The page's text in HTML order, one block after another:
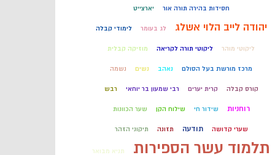
חסידות בהירה תורה אור יארצייט
יהודה לייב הלוי אשלג לג בעומר לימודי קבלה
ליקוטי מוהר ליקוטי תורה לקריאה מוזיקה קבלית
מרכז מורשת בעל הסולם נאהב נשים נשמה
קורס קבלה קרית יערים רבי שמעון בר יוחאי רבש
רוחניות שידור חי שילוח הקן שער הכוונות
שערי קדושה תודעה תזונה תיקוני הזהר
תלמוד עשר הספירות תניא מבואר